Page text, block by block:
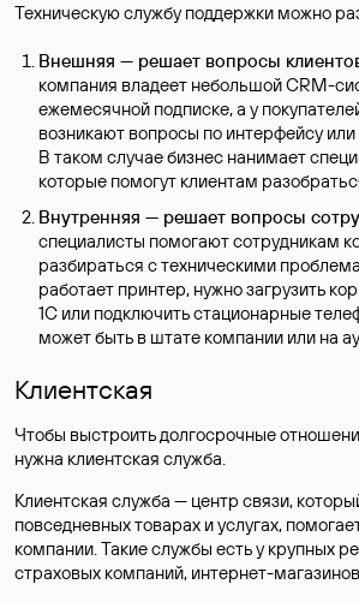
Техническую службу поддержки можно
Внешняя — решает вопросы
компания владеет небольшой CRM-
ежемесячной подписке, а у
возникают вопросы по интерфейсу
В таком случае бизнес нанимает
которые помогут клиентам
Внутренняя — решает вопросы
специалисты помогают сотрудникам
разбираться с техническими
работает принтер, нужно загрузить
1С или подключить стационарные
может быть в штате компании или на
Клиентская
Чтобы выстроить долгосрочные
нужна клиентская служба.
Клиентская служба — центр связи,
повседневных товарах и услугах,
компании. Такие службы есть у крупных
страховых компаний, интернет-